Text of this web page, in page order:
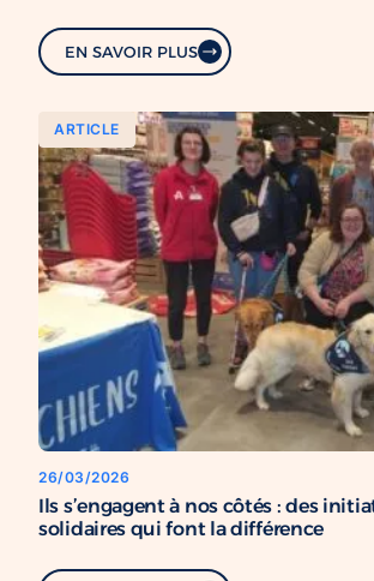
EN SAVOIR PLUS
ARTICLE
26/03/2026
Ils s’engagent à nos côtés : des
solidaires qui font la différence